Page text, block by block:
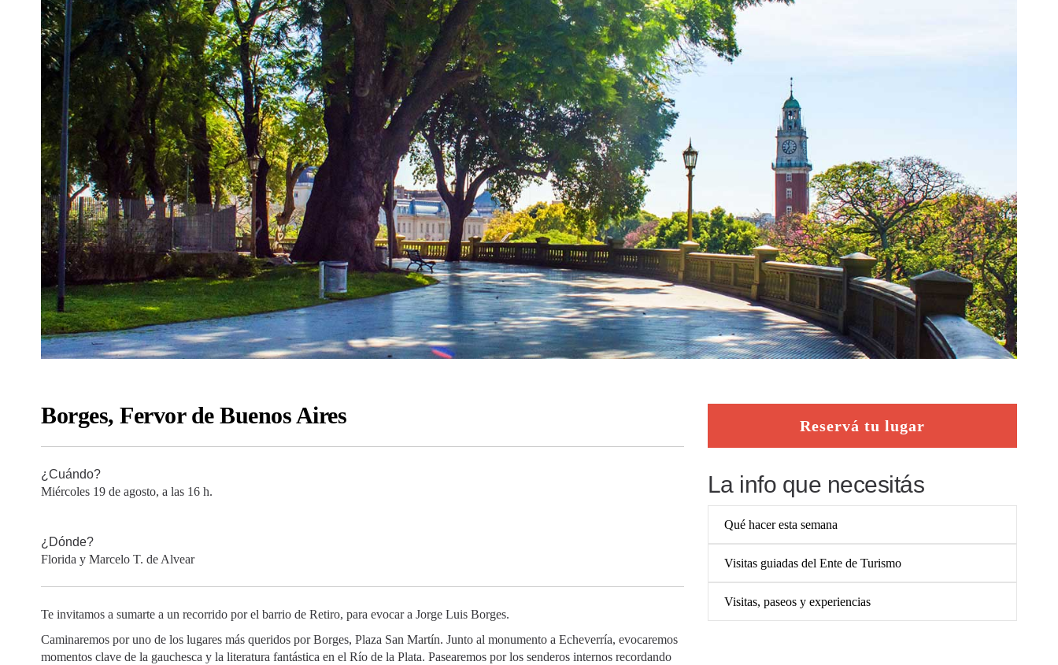
Borges, Fervor de Buenos Aires
¿Cuándo?
Miércoles 19 de agosto, a las 16 h.
¿Dónde?
Florida y Marcelo T. de Alvear
Te invitamos a sumarte a un recorrido por el barrio de Retiro, para evocar a Jorge Luis Borges.
Caminaremos por uno de los lugares más queridos por Borges, Plaza San Martín. Junto al monumento a Echeverría, evocaremos
momentos clave de la gauchesca y la literatura fantástica en el Río de la Plata. Pasearemos por los senderos internos recordando
Reservá tu lugar
La info que necesitás
Qué hacer esta semana
Visitas guiadas del Ente de Turismo
Visitas, paseos y experiencias